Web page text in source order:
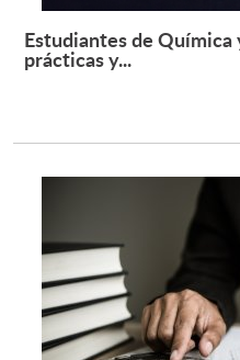
Estudiantes de Química
prácticas y...